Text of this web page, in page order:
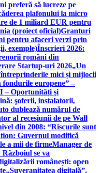
preferă să lucreze pe
plafonului la micro
de 1 miliard EUR pentru
(proiect oficial)Granturi
pentru afaceri verzi prin
exemple)Înscrieri 2026:
români din
Startup-uri 2026„Un
mici și mijlocii
europene” –
– Oportunități și
şoferii, instalatorii,
dublează numărul de
al recesiunii de pe Wall
din 2008: “Riscurile sunt
Guvernul modifică
a mii de firmeManager de
se va
românești: open
„Suveranitatea digitală”.